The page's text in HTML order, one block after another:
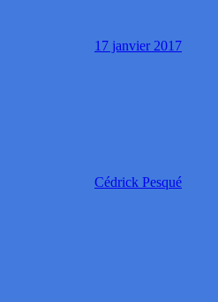
17 janvier 2017
Cédrick Pesqué